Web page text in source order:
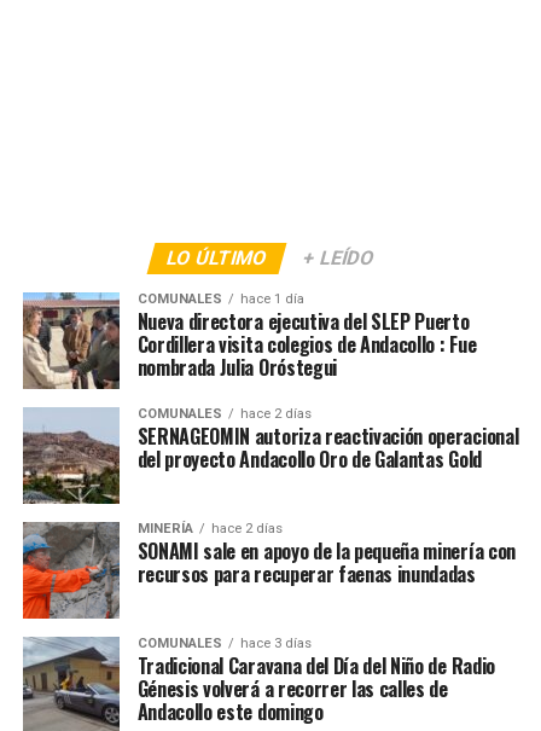
LO ÚLTIMO + LEÍDO
COMUNALES hace 1 día
Nueva directora ejecutiva del SLEP Puerto
Cordillera visita colegios de Andacollo : Fue
nombrada Julia Oróstegui
COMUNALES hace 2 días
SERNAGEOMIN autoriza reactivación operacional
del proyecto Andacollo Oro de Galantas Gold
MINERÍA hace 2 días
SONAMI sale en apoyo de la pequeña minería con
recursos para recuperar faenas inundadas
COMUNALES hace 3 días
Tradicional Caravana del Día del Niño de Radio
Génesis volverá a recorrer las calles de
Andacollo este domingo